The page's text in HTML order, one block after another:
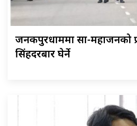
जनकपुरधाममा साहु-महाजनको
सिंहदरबार घेर्ने